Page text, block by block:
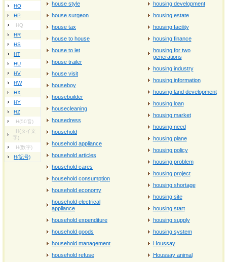
HO
HP
HQ
HR
HS
HT
HU
HV
HW
HX
HY
HZ
H(50音)
H(タイ文
字)
H(数字)
H(記号)
house style
house surgeon
house tax
house to house
house to let
house trailer
house visit
houseboy
housebuilder
housecleaning
housedress
household
household appliance
household articles
household cares
household consumption
household economy
household electrical
appliance
household expenditure
household goods
household management
household refuse
housing development
housing estate
housing facility
housing finance
housing for two
generations
housing industry
housing information
housing land development
housing loan
housing market
housing need
housing plane
housing policy
housing problem
housing project
housing shortage
housing site
housing start
housing supply
housing system
Houssay
Houssay animal